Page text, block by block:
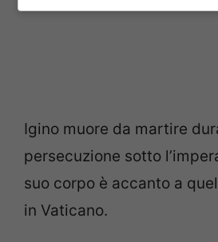
Igino muore da martire
persecuzione sotto
suo corpo è accanto a
in Vaticano.